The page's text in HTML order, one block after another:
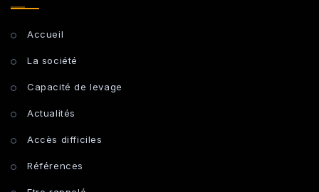
Accueil
La société
Capacité de levage
Actualités
Accès difficiles
Références